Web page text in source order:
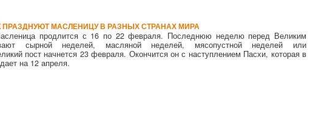
ПРАЗДНУЮТ МАСЛЕНИЦУ В РАЗНЫХ СТРАНАХ МИРА
продлится с 16 по 22 февраля. Последнюю неделю перед Великим
сырной неделей, масляной неделей, мясопустной неделей или
пост начнется 23 февраля. Окончится он с наступлением Пасхи, которая в
на 12 апреля.